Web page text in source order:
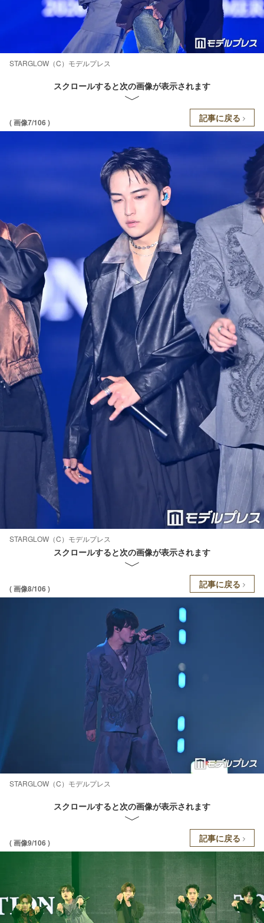
STARGLOW（C）モデルプレス
スクロールすると次の画像が表示されます
( 画像7/106 ) 記事に戻る
STARGLOW（C）モデルプレス
スクロールすると次の画像が表示されます
( 画像8/106 ) 記事に戻る
STARGLOW（C）モデルプレス
スクロールすると次の画像が表示されます
( 画像9/106 ) 記事に戻る